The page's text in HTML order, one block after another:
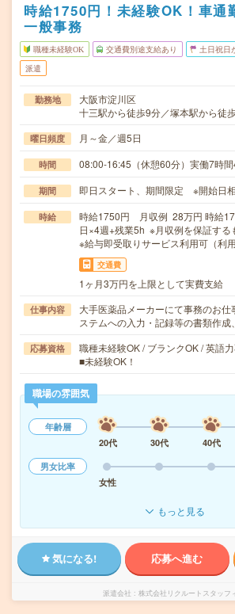
時給1750円！未経験OK！車通
一般事務
職種未経験OK 交通費別途支給あり 土日祝日
派遣
勤務地
大阪市淀川区
十三駅から徒歩9分／塚本駅から徒
曜日頻度 月～金／週5日
時間 08:00-16:45（休憩60分）実働7時
期間 即日スタート、期間限定 ※開始日
時給
時給1750円 月収例 28万円 時給
日×4週+残業5h ※月収例を保証する
※給与即受取りサービス利用可（利用
交通費
1ヶ月3万円を上限として実費支給
仕事内容
大手医薬品メーカーにて事務のお
ステムへの入力・記録等の書類作
応募資格
職種未経験OK / ブランクOK / 英語
■未経験OK！
職場の雰囲気
年齢層
20代
30代 40代
男女比率
女性
もっと見る
気になる! 応募へ進む
派遣会社 株式会社リクルートスタッフ